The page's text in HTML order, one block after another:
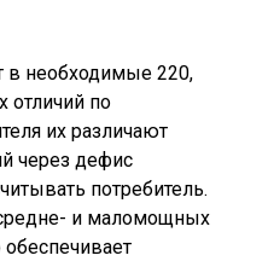
в необходимые 220,
отличий по
их различают
через дефис
потребитель.
средне- и маломощных